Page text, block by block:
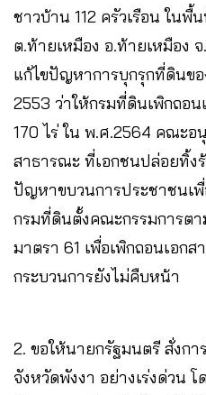
ชาวบ้าน 112 ครัวเรือน ใน
ต.ท้ายเหมือง อ.ท้ายเหมือง
แก้ไขปัญหาการบุกรุกที่ดินข
2553 ว่าให้กรมที่ดินเพิกถอ
170 ไร่ ใน พ.ศ.2564 คณะ
สาธารณะ ที่เอกชนปล่อยทิ้ง
ปัญหาขบวนการประชาชนเ
กรมที่ดินตั้งคณะกรรมการต
มาตรา 61 เพื่อเพิกถอนเอก
กระบวนการยังไม่คืบหน้า
2. ขอให้นายกรัฐมนตรี สั่งก
จังหวัดพังงา อย่างเร่งด่วน